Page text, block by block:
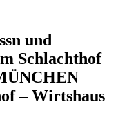
und
Schlachthof
– Wirtshaus